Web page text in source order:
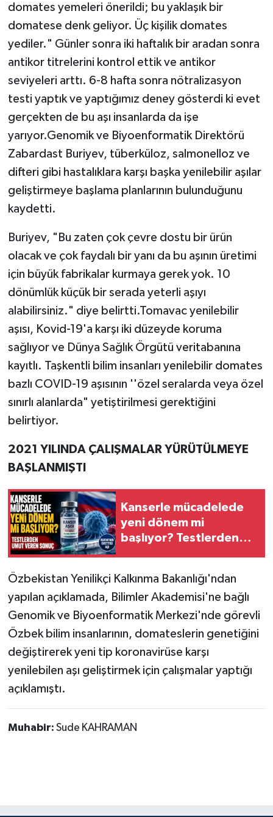
domates yemeleri önerildi; bu yaklaşık bir
domatese denk geliyor. Üç kişilik domates
yediler." Günler sonra iki haftalık bir aradan sonra
antikor titrelerini kontrol ettik ve antikor
seviyeleri arttı. 6-8 hafta sonra nötralizasyon
testi yaptık ve yaptığımız deney gösterdi ki evet
gerçekten de bu aşı insanlarda da işe
yarıyor.Genomik ve Biyoenformatik Direktörü
Zabardast Buriyev, tüberküloz, salmonelloz ve
difteri gibi hastalıklara karşı başka yenilebilir aşılar
geliştirmeye başlama planlarının bulunduğunu
kaydetti.
Buriyev, "Bu zaten çok çevre dostu bir ürün
olacak ve çok faydalı bir yanı da bu aşının üretimi
için büyük fabrikalar kurmaya gerek yok. 10
dönümlük küçük bir serada yeterli aşıyı
alabilirsiniz." diye belirtti.Tomavac yenilebilir
aşısı, Kovid-19'a karşı iki düzeyde koruma
sağlıyor ve Dünya Sağlık Örgütü veritabanına
kayıtlı. Taşkentli bilim insanları yenilebilir domates
bazlı COVID-19 aşısının ''özel seralarda veya özel
sınırlı alanlarda" yetiştirilmesi gerektiğini
belirtiyor.
2021 YILINDA ÇALIŞMALAR YÜRÜTÜLMEYE
BAŞLANMIŞTI
Kanserle mücadelede
yeni dönem mi
başlıyor? Testlerden
Özbekistan Yenilikçi Kalkınma Bakanlığı'ndan
yapılan açıklamada, Bilimler Akademisi'ne bağlı
Genomik ve Biyoenformatik Merkezi'nde görevli
Özbek bilim insanlarının, domateslerin genetiğini
değiştirerek yeni tip koronavirüse karşı
yenilebilen aşı geliştirmek için çalışmalar yaptığı
açıklamıştı.
Muhabir: Sude KAHRAMAN